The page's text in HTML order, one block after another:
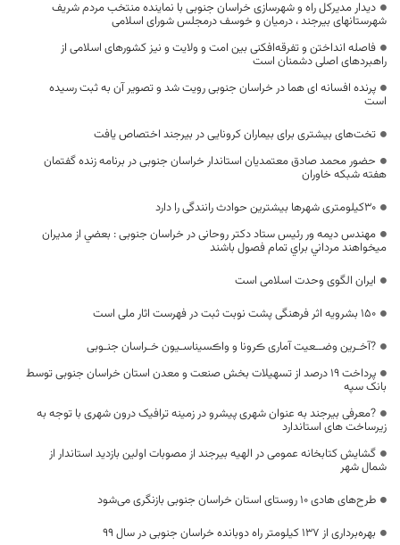
دیدار مدیرکل راه و شهرسازی خراسان جنوبی با نماینده منتخب مردم شریف
شهرستانهای بیرجند ، درمیان و خوسف درمجلس شورای اسلامی
فاصله انداختن و تفرقه‌افکنی بین امت و ولایت و نیز کشورهای اسلامی از
راهبردهای اصلی دشمنان است
پرنده افسانه ای هما در خراسان جنوبی رویت شد و تصویر آن به ثبت رسیده
است
تخت‌های بیشتری برای بیماران کرونایی در بیرجند اختصاص یافت
حضور محمد صادق معتمدیان استاندار خراسان جنوبی در برنامه زنده گفتمان
هفته شبکه خاوران
30کیلومتری شهرها بیشترین حوادث رانندگی را دارد
مهندس دیمه ور رئيس ستاد دکتر روحانی در خراسان جنوبی : بعضي از مديران
ميخواهند مرداني براي تمام فصول باشند
ایران الگوی وحدت اسلامی است
۱۵۰ بشرویه اثر فرهنگی پشت نوبت ثبت در فهرست اثار ملی است
?آخـرین وضــعیت آماری ڪرونا و واڪسیناسـیون خـراسان جنـوبی
پرداخت 19 درصد از تسهیلات بخش صنعت و معدن استان خراسان جنوبی توسط
بانک سپه
?معرفی بیرجند به عنوان شهری پیشرو در زمینه ترافیک درون شهری با توجه به
زیرساخت های استاندارد
گشایش کتابخانه عمومی در الهیه بیرجند از مصوبات اولین بازدید استاندار از
شمال شهر
طرح‌های هادی ۱۰ روستای استان خراسان جنوبی بازنگری می‌شود
بهره‌برداری از ۱۳۷ کیلومتر راه دوبانده خراسان جنوبی در سال ۹۹